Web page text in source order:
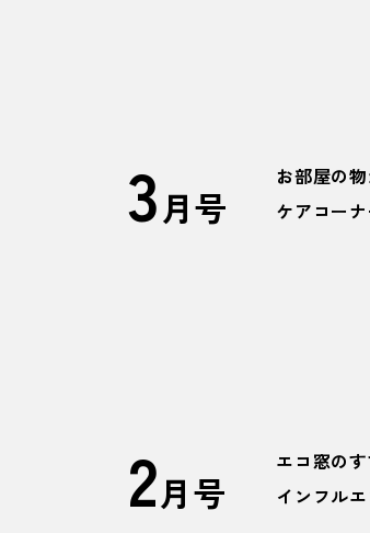
3月号
お部屋の
ケアコー
2月号
エコ窓のす
インフル